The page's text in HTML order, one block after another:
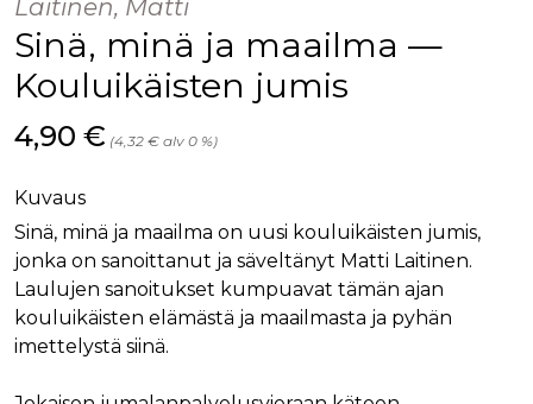
Laitinen, Matti
Sinä, minä ja maailma —
Kouluikäisten jumis
Hinta nyt
4,90 € (4,32 € alv 0 %)
Kuvaus
Sinä, minä ja maailma on uusi kouluikäisten jumis,
jonka on sanoittanut ja säveltänyt Matti Laitinen.
Laulujen sanoitukset kumpuavat tämän ajan
kouluikäisten elämästä ja maailmasta ja pyhän
imettelystä siinä.